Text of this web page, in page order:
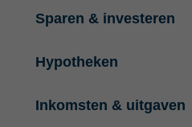
Sparen & investeren
Hypotheken
Inkomsten & uitgaven